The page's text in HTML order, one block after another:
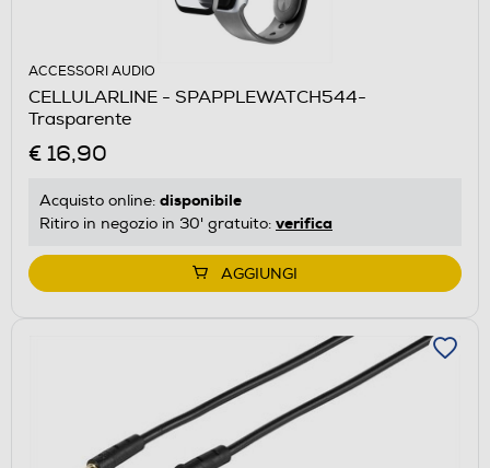
ACCESSORI AUDIO
CELLULARLINE - SPAPPLEWATCH544-
Trasparente
€ 16,90
Acquisto online: disponibile
Ritiro in negozio in 30' gratuito: verifica
AGGIUNGI